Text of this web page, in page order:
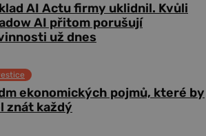
AI Actu firmy uklidnil. Kvůli
AI přitom porušují
už dnes
ekonomických pojmů, které by
znát každý